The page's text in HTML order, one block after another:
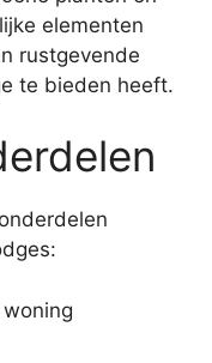
elementen
rustgevende
te bieden heeft.